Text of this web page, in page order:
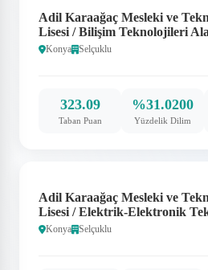
Adil Karaağaç Mesleki ve
Lisesi / Bilişim Teknolojileri
Konya Selçuklu
323.09
Taban Puan
%31.0200
Yüzdelik Dilim
Adil Karaağaç Mesleki ve
Lisesi / Elektrik-Elektronik
Konya Selçuklu